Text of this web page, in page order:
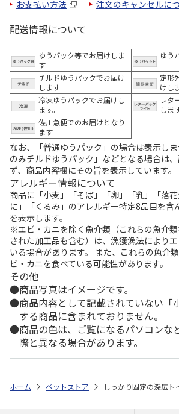
お支払い方法 注文のキャンセルに
配送情報について
ゆうパック等でお届けしま
す
ゆう
チルドゆうパックでお届け
します
定形
けし
冷凍ゆうパックでお届けし
ます。
レタ
しま
佐川急便でのお届けとなり
ます
なお、「普通ゆうパック」の場合は表示し
のみチルドゆうパック」などとなる場合は
ず、商品内容欄にその旨を表示しています。
アレルギー情報について
商品に「小麦」「そば」「卵」「乳」「落
に」「くるみ」のアレルギー特定8品目を含
を表示します。
※エビ・カニを除く魚介類（これらの魚介
された加工品も含む）は、漁獲漁法により
いる場合があります。 また、これらの魚介
ビ・カニを食べている可能性があります。
その他
商品写真はイメージです。
商品内容として記載されていない「
する商品に含まれておりません。
商品の色は、ご覧になるパソコンな
際と異なる場合があります。
ホーム ペットストア しっかり固定の深広ト